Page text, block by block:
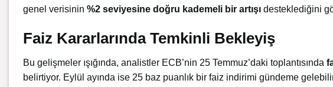
genel verisinin %2 seviyesine doğru kademeli bir artışı desteklediğini
Faiz Kararlarında Temkinli Bekleyiş
Bu gelişmeler ışığında, analistler ECB’nin 25 Temmuz’daki toplantısında
belirtiyor. Eylül ayında ise 25 baz puanlık bir faiz indirimi gündeme